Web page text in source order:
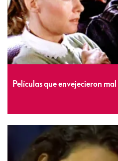
Películas que envejecieron